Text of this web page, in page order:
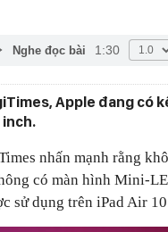
Nghe đọc bài 1:30
Apple đang có
inch.
nhấn mạnh rằng
có màn hình Mini-
sử dụng trên ‌iPad Air‌